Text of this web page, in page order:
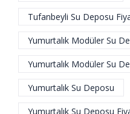
Tufanbeyli Su Deposu
Yumurtalık Modüler Su
Yumurtalık Modüler Su
Yumurtalık Su Deposu
Yumurtalık Su Deposu